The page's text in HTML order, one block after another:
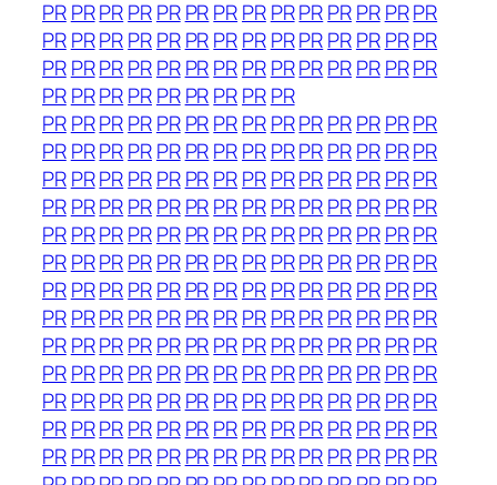
PRPRPRPRPR PRPRPRPRPRPRPR PRPR
PRPRPRPRPR PRPRPRPRPRPRPR PRPR
PRPRPRPRPR PRPRPRPRPRPRPR PRPR
PRPRPRPRPR PRPRPRPR
PRPRPRPRPR PRPRPRPRPRPRPR PRPR
PRPRPRPRPR PRPRPRPRPRPRPR PRPR
PRPRPRPRPR PRPRPRPRPRPRPR PRPR
PRPRPRPRPR PRPRPRPRPRPRPR PRPR
PRPRPRPRPR PRPRPRPRPRPRPR PRPR
PRPRPRPRPR PRPRPRPRPRPRPR PRPR
PRPRPRPRPR PRPRPRPRPRPRPR PRPR
PRPRPRPRPR PRPRPRPRPRPRPR PRPR
PRPRPRPRPR PRPRPRPRPRPRPR PRPR
PRPRPRPRPR PRPRPRPRPRPRPR PRPR
PRPRPRPRPR PRPRPRPRPRPRPR PRPR
PRPRPRPRPR PRPRPRPRPRPRPR PRPR
PRPRPRPRPR PRPRPRPRPRPRPR PRPR